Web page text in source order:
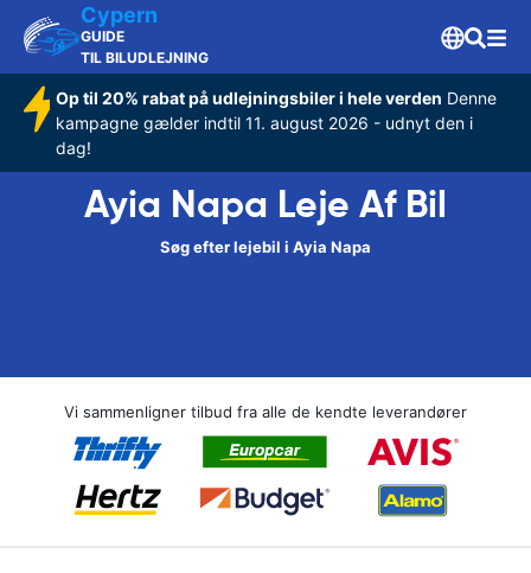
Cypern
GUIDE
TIL BILUDLEJNING
Op til 20% rabat på udlejningsbiler i hele verden Denne
kampagne gælder indtil 11. august 2026 - udnyt den i
dag!
Ayia Napa Leje Af Bil
Søg efter lejebil i Ayia Napa
Vi sammenligner tilbud fra alle de kendte leverandører